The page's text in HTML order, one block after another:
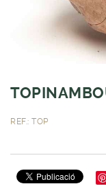
REF.: TOP